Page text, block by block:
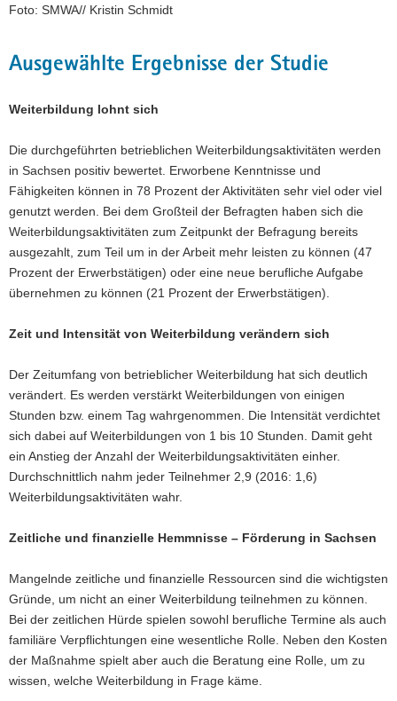
Foto: SMWA// Kristin Schmidt
Ausgewählte Ergebnisse der Studie
Weiterbildung lohnt sich
Die durchgeführten betrieblichen Weiterbildungsaktivitäten werden
in Sachsen positiv bewertet. Erworbene Kenntnisse und
Fähigkeiten können in 78 Prozent der Aktivitäten sehr viel oder viel
genutzt werden. Bei dem Großteil der Befragten haben sich die
Weiterbildungsaktivitäten zum Zeitpunkt der Befragung bereits
ausgezahlt, zum Teil um in der Arbeit mehr leisten zu können (47
Prozent der Erwerbstätigen) oder eine neue berufliche Aufgabe
übernehmen zu können (21 Prozent der Erwerbstätigen).
Zeit und Intensität von Weiterbildung verändern sich
Der Zeitumfang von betrieblicher Weiterbildung hat sich deutlich
verändert. Es werden verstärkt Weiterbildungen von einigen
Stunden bzw. einem Tag wahrgenommen. Die Intensität verdichtet
sich dabei auf Weiterbildungen von 1 bis 10 Stunden. Damit geht
ein Anstieg der Anzahl der Weiterbildungsaktivitäten einher.
Durchschnittlich nahm jeder Teilnehmer 2,9 (2016: 1,6)
Weiterbildungsaktivitäten wahr.
Zeitliche und finanzielle Hemmnisse – Förderung in Sachsen
Mangelnde zeitliche und finanzielle Ressourcen sind die wichtigsten
Gründe, um nicht an einer Weiterbildung teilnehmen zu können.
Bei der zeitlichen Hürde spielen sowohl berufliche Termine als auch
familiäre Verpflichtungen eine wesentliche Rolle. Neben den Kosten
der Maßnahme spielt aber auch die Beratung eine Rolle, um zu
wissen, welche Weiterbildung in Frage käme.